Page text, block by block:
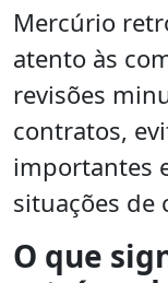
Mercúrio
atento às
revisões
contratos,
importantes
situações de
O que